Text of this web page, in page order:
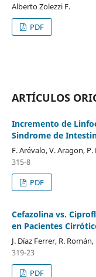
Alberto Zolezzi F.
PDF
ARTÍCULOS
Incremento de
Sindrome de
F. Arévalo, V. Aragon,
315-8
PDF
Cefazolina vs.
en Pacientes
J. Díaz Ferrer, R.
319-23
PDF